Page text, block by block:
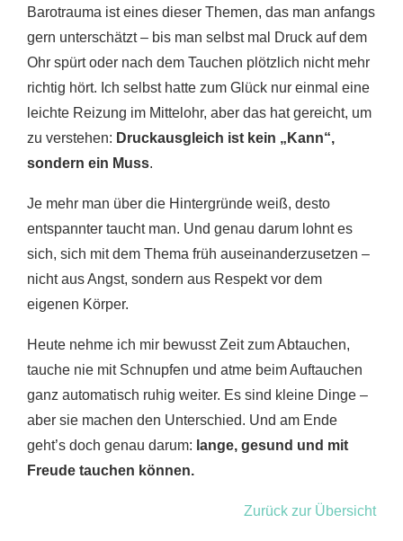
Barotrauma ist eines dieser Themen, das man anfangs
gern unterschätzt – bis man selbst mal Druck auf dem
Ohr spürt oder nach dem Tauchen plötzlich nicht mehr
richtig hört. Ich selbst hatte zum Glück nur einmal eine
leichte Reizung im Mittelohr, aber das hat gereicht, um
zu verstehen: Druckausgleich ist kein „Kann“,
sondern ein Muss.
Je mehr man über die Hintergründe weiß, desto
entspannter taucht man. Und genau darum lohnt es
sich, sich mit dem Thema früh auseinanderzusetzen –
nicht aus Angst, sondern aus Respekt vor dem
eigenen Körper.
Heute nehme ich mir bewusst Zeit zum Abtauchen,
tauche nie mit Schnupfen und atme beim Auftauchen
ganz automatisch ruhig weiter. Es sind kleine Dinge –
aber sie machen den Unterschied. Und am Ende
geht’s doch genau darum: lange, gesund und mit
Freude tauchen können.
Zurück zur Übersicht